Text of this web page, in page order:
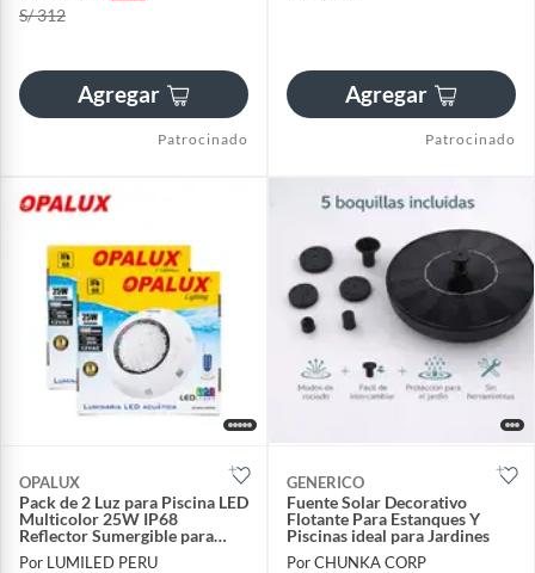
S/ 312
Agregar
Patrocinado
Agregar
Patrocinado
OPALUX
Pack de 2 Luz para Piscina LED
Multicolor 25W IP68
Reflector Sumergible para
Adosar
Por LUMILED PERU
GENERICO
Fuente Solar Decorativo
Flotante Para Estanques Y
Piscinas ideal para Jardines
Por CHUNKA CORP